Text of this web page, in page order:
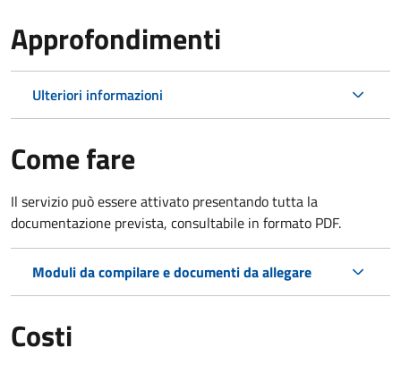
Approfondimenti
Ulteriori informazioni
Come fare
Il servizio può essere attivato presentando tutta la
documentazione prevista, consultabile in formato PDF.
Moduli da compilare e documenti da allegare
Costi